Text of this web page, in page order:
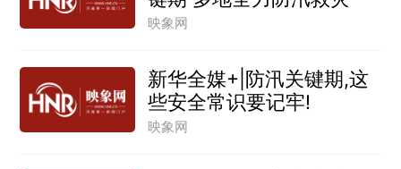
映象网
新华全媒+|防汛关键期,这
些安全常识要记牢!
映象网